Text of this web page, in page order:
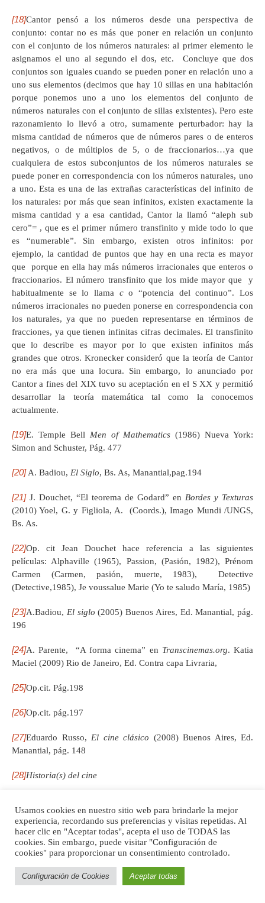
[18]Cantor pensó a los números desde una perspectiva de
conjunto: contar no es más que poner en relación un conjunto
con el conjunto de los números naturales: al primer elemento le
asignamos el uno al segundo el dos, etc. Concluye que dos
conjuntos son iguales cuando se pueden poner en relación uno a
uno sus elementos (decimos que hay 10 sillas en una habitación
porque ponemos uno a uno los elementos del conjunto de
números naturales con el conjunto de sillas existentes). Pero este
razonamiento lo llevó a otro, sumamente perturbador: hay la
misma cantidad de números que de números pares o de enteros
negativos, o de múltiplos de 5, o de fraccionarios…ya que
cualquiera de estos subconjuntos de los números naturales se
puede poner en correspondencia con los números naturales, uno
a uno. Esta es una de las extrañas características del infinito de
los naturales: por más que sean infinitos, existen exactamente la
misma cantidad y a esa cantidad, Cantor la llamó “aleph sub
cero”= , que es el primer número transfinito y mide todo lo que
es “numerable”. Sin embargo, existen otros infinitos: por
ejemplo, la cantidad de puntos que hay en una recta es mayor
que porque en ella hay más números irracionales que enteros o
fraccionarios. El número transfinito que los mide mayor que y
habitualmente se lo llama co “potencia del continuo”. Los
números irracionales no pueden ponerse en correspondencia con
los naturales, ya que no pueden representarse en términos de
fracciones, ya que tienen infinitas cifras decimales. El transfinito
que lo describe es mayor por lo que existen infinitos más
grandes que otros. Kronecker consideró que la teoría de Cantor
no era más que una locura. Sin embargo, lo anunciado por
Cantor a fines del XIX tuvo su aceptación en el S XX y permitió
desarrollar la teoría matemática tal como la conocemos
actualmente.
[19]E. Temple Bell Men of Mathematics (1986) Nueva York:
Simon and Schuster, Pág. 477
[20]A. Badiou, El Siglo, Bs. As, Manantial,pag.194
[21]J. Douchet, “El teorema de Godard” en Bordes y Texturas
(2010) Yoel, G. y Figliola, A. (Coords.), Imago Mundi /UNGS,
Bs. As.
[22]Op. cit Jean Douchet hace referencia a las siguientes
películas: Alphaville (1965), Passion, (Pasión, 1982), Prénom
Carmen (Carmen, pasión, muerte, 1983), Detective
(Detective,1985), Je voussalue Marie (Yo te saludo María, 1985)
[23]A.Badiou, El siglo(2005) Buenos Aires, Ed. Manantial, pág.
196
[24]A. Parente, “A forma cinema” en Transcinemas.org. Katia
Maciel (2009) Rio de Janeiro, Ed. Contra capa Livraria,
[25]Op.cit. Pág.198
[26]Op.cit. pág.197
[27]Eduardo Russo, El cine clásico (2008) Buenos Aires, Ed.
Manantial, pág. 148
[28]Historia(s) del cine
[30]Op. Cit.
[31]J. Rancière, “El vértigo cinematográfico: Hitchcock- Vertov y
Buenos Aires, Ed. Manantial, col. Texturas. Jacques Rancière
Usamos cookies en nuestro sitio web para brindarle la mejor
experiencia, recordando sus preferencias y visitas repetidas. Al
hacer clic en "Aceptar todas", acepta el uso de TODAS las
cookies. Sin embargo, puede visitar "Configuración de
cookies" para proporcionar un consentimiento controlado.
Configuración de Cookies Aceptar todas